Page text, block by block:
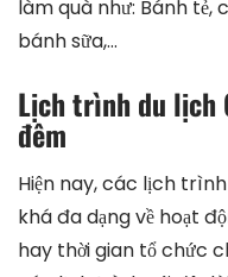
làm quà như: Bánh tẻ,
bánh sữa,…
Lịch trình du lịch
đêm
Hiện nay, các lịch
khá đa dạng về hoạt
hay thời gian tổ chức